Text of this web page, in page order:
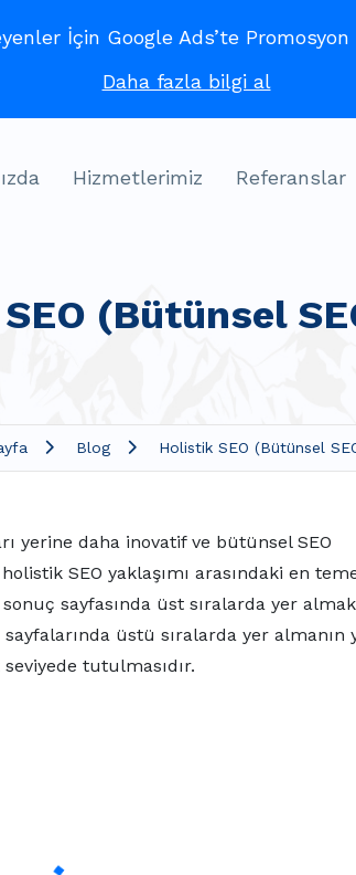
İçin Google Ads’te Promosyon
Daha fazla bilgi al
Hizmetlerimiz Referanslar
(Bütünsel
Blog Holistik SEO (Bütünsel
yerine daha inovatif ve bütünsel SEO
SEO yaklaşımı arasındaki en
sayfasında üst sıralarda yer
üstü sıralarda yer almanın
tutulmasıdır.